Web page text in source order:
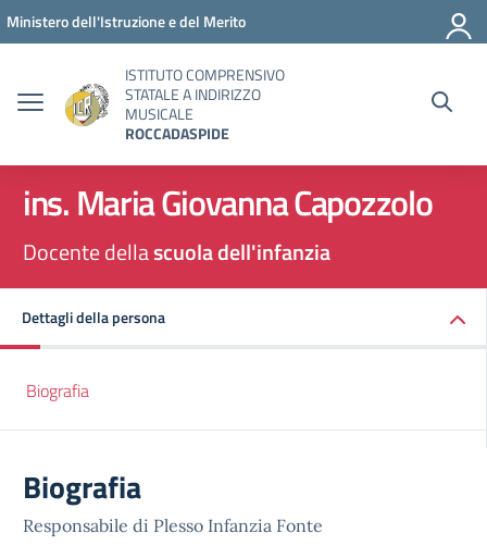
Vai ai contenuti
Vai al menu di navigazione
Vai al footer
Ministero dell'Istruzione e del Merito
ISTITUTO COMPRENSIVO
STATALE A INDIRIZZO
MUSICALE
ROCCADASPIDE
ins. Maria Giovanna Capozzolo
Docente dellascuola dell'infanzia
Dettagli della persona
Biografia
Biografia
Responsabile di Plesso Infanzia Fonte